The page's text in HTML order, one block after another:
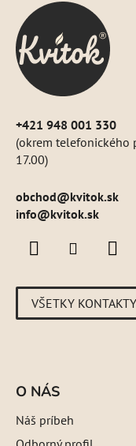
+421 948 001 330
(okrem telefonického
17.00)
obchod@kvitok.sk
info@kvitok.sk
VŠETKY KONTAKTY
O NÁS
Náš príbeh